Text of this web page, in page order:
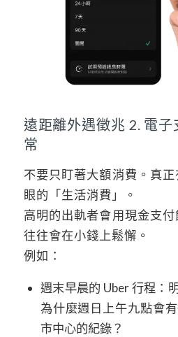
遠距離外遇徵兆 2. 電
常
不要只盯著大額消費。真
眼的「生活消費」。
高明的出軌者會用現金支
往往會在小錢上鬆懈。
例如：
週末早晨的 Uber 行程：
為什麼週日上午九點會
市中心的紀錄？